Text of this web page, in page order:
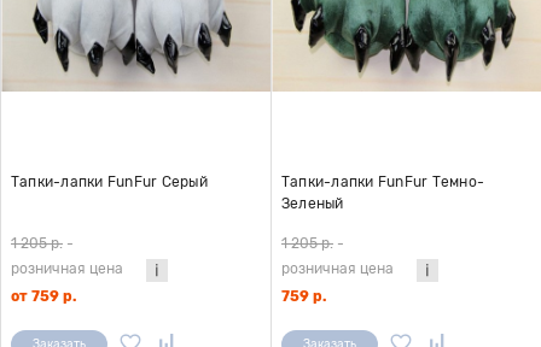
Тапки-лапки FunFur Серый
1 205 р. -
розничная цена
от 759 р.
Тапки-лапки FunFur Темно-
Зеленый
1 205 р. -
розничная цена
759 р.